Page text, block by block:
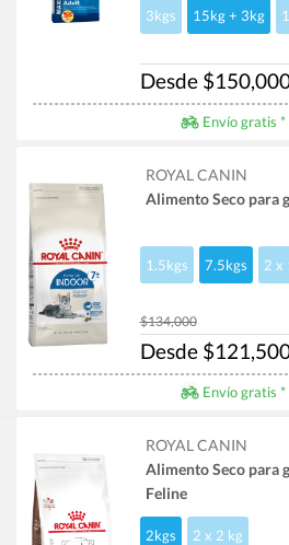
3kgs 15kg + 3kg
Desde
Envío gratis *
ROYAL CANIN
Alimento Seco para
1.5kgs 7.5kgs 2 x
$134,000
Desde
Envío gratis *
ROYAL CANIN
Alimento Seco para
Feline
2kgs 2 x 2 kg